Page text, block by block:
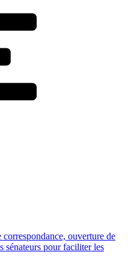
ouverture de
sénateurs pour faciliter les